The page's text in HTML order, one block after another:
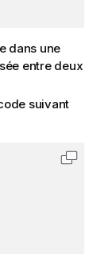
dans une
entre deux
suivant
Copier